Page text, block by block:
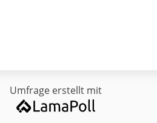
Umfrage erstellt mit